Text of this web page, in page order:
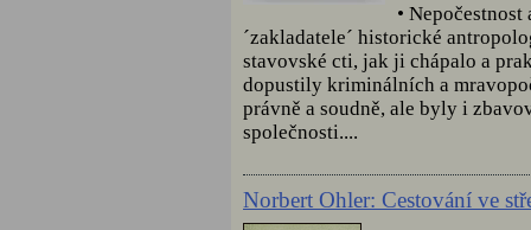
•
´zakladatele´ historické
stavovské cti, jak ji chápalo a
dopustily kriminálních a
právně a soudně, ale byly i
společnosti....
Norbert Ohler: Cestování ve